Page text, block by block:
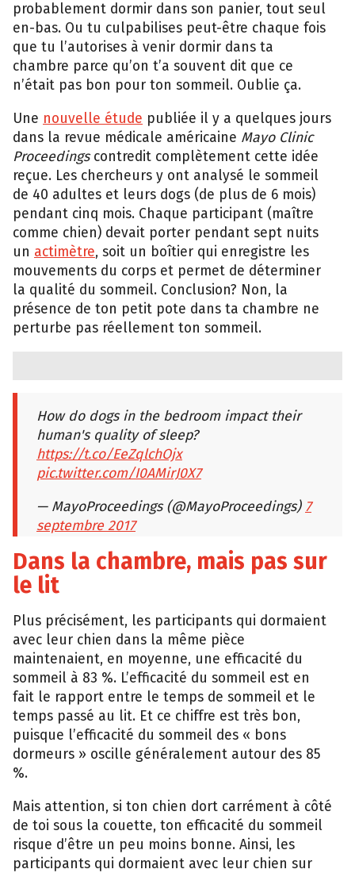
probablement dormir dans son panier, tout seul
en-bas. Ou tu culpabilises peut-être chaque fois
que tu l’autorises à venir dormir dans ta
chambre parce qu’on t’a souvent dit que ce
n’était pas bon pour ton sommeil. Oublie ça.
Une nouvelle étude publiée il y a quelques jours
dans la revue médicale américaine Mayo Clinic
Proceedingscontredit complètement cette idée
reçue. Les chercheurs y ont analysé le sommeil
de 40 adultes et leurs dogs (de plus de 6 mois)
pendant cinq mois. Chaque participant (maître
comme chien) devait porter pendant sept nuits
un actimètre, soit un boîtier qui enregistre les
mouvements du corps et permet de déterminer
la qualité du sommeil. Conclusion? Non, la
présence de ton petit pote dans ta chambre ne
perturbe pas réellement ton sommeil.
How do dogs in the bedroom impact their
human's quality of sleep?
https://t.co/EeZqlchOjx
pic.twitter.com/I0AMirJ0X7
— MayoProceedings (@MayoProceedings) 7
septembre 2017
Dans la chambre, mais pas sur
le lit
Plus précisément, les participants qui dormaient
avec leur chien dans la même pièce
maintenaient, en moyenne, une efficacité du
sommeil à 83 %. L’efficacité du sommeil est en
fait le rapport entre le temps de sommeil et le
temps passé au lit. Et ce chiffre est très bon,
puisque l’efficacité du sommeil des « bons
dormeurs » oscille généralement autour des 85
%.
Mais attention, si ton chien dort carrément à côté
de toi sous la couette, ton efficacité du sommeil
risque d’être un peu moins bonne. Ainsi, les
participants qui dormaient avec leur chien sur